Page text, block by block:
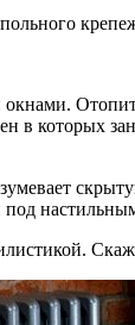
в которых
под